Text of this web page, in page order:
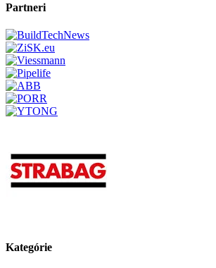
Partneri
Kategórie